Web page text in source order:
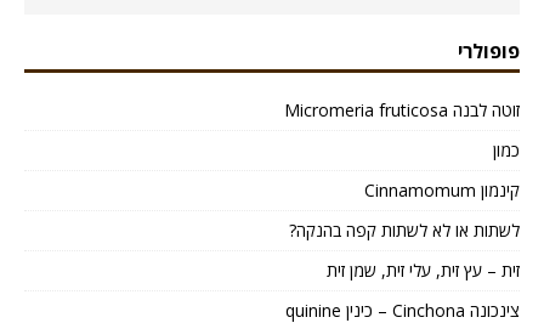
פופולרי
זוטה לבנה Micromeria fruticosa
כמון
קינמון Cinnamomum
לשתות או לא לשתות קפה בהנקה?
זית – עץ זית, עלי זית, שמן זית
צינכונה Cinchona – כינין quinine